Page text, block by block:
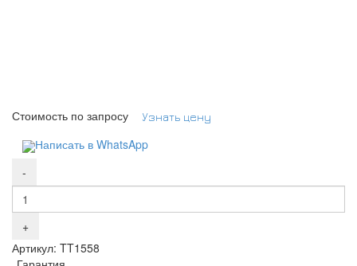
Стоимость по запросу Узнать цену
Написать в WhatsApp
Артикул: TT1558